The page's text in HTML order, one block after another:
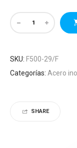
SKU: F500-29/F
Categorías: Acero
SHARE